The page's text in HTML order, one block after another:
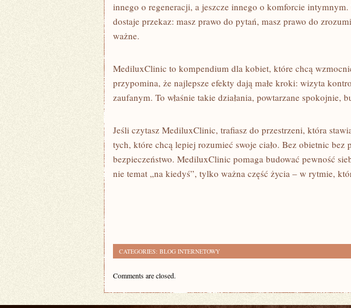
innego o regeneracji, a jeszcze innego o komforcie
dostaje przekaz: masz prawo do pytań, masz prawo do
ważne.
MediluxClinic to kompendium dla kobiet, które chcą
przypomina, że najlepsze efekty dają małe kroki: wizyta
zaufanym. To właśnie takie działania, powtarzane spokojnie,
Jeśli czytasz MediluxClinic, trafiasz do przestrzeni, która
tych, które chcą lepiej rozumieć swoje ciało. Bez obietnic bez
bezpieczeństwo. MediluxClinic pomaga budować pewność
nie temat „na kiedyś”, tylko ważna część życia – w rytmie,
CATEGORIES: BLOG INTERNETOWY
Comments are closed.